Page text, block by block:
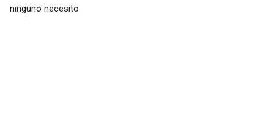
ninguno necesito